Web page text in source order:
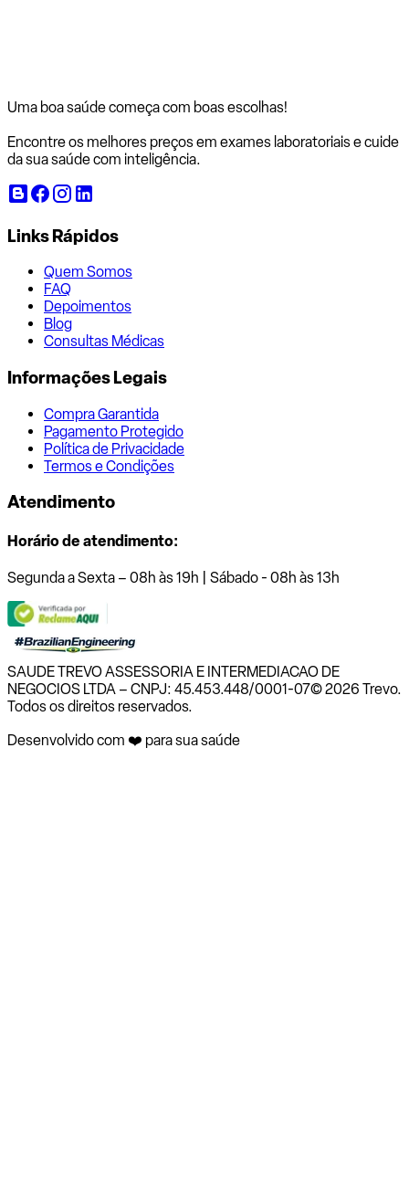
Uma boa saúde começa com boas escolhas!
Encontre os melhores preços em exames laboratoriais e cuide
da sua saúde com inteligência.
Links Rápidos
Quem Somos
FAQ
Depoimentos
Blog
Consultas Médicas
Informações Legais
Compra Garantida
Pagamento Protegido
Política de Privacidade
Termos e Condições
Atendimento
Horário de atendimento:
Segunda a Sexta – 08h às 19h | Sábado - 08h às 13h
SAUDE TREVO ASSESSORIA E INTERMEDIACAO DE
NEGOCIOS LTDA – CNPJ: 45.453.448/0001-07© 2026 Trevo.
Todos os direitos reservados.
Desenvolvido com ❤️ para sua saúde